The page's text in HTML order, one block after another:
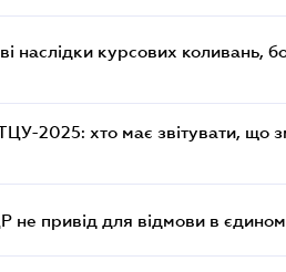
наслідки курсових коливань,
2025: хто має звітувати, що
привід для відмови в